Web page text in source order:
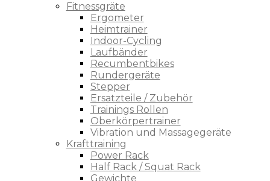
Fitnessgräte
Ergometer
Heimtrainer
Indoor-Cycling
Laufbänder
Recumbentbikes
Rundergeräte
Stepper
Ersatzteile / Zubehör
Trainings Rollen
Oberkörpertrainer
Vibration und Massagegeräte
Krafttraining
Power Rack
Half Rack / Squat Rack
Gewichte